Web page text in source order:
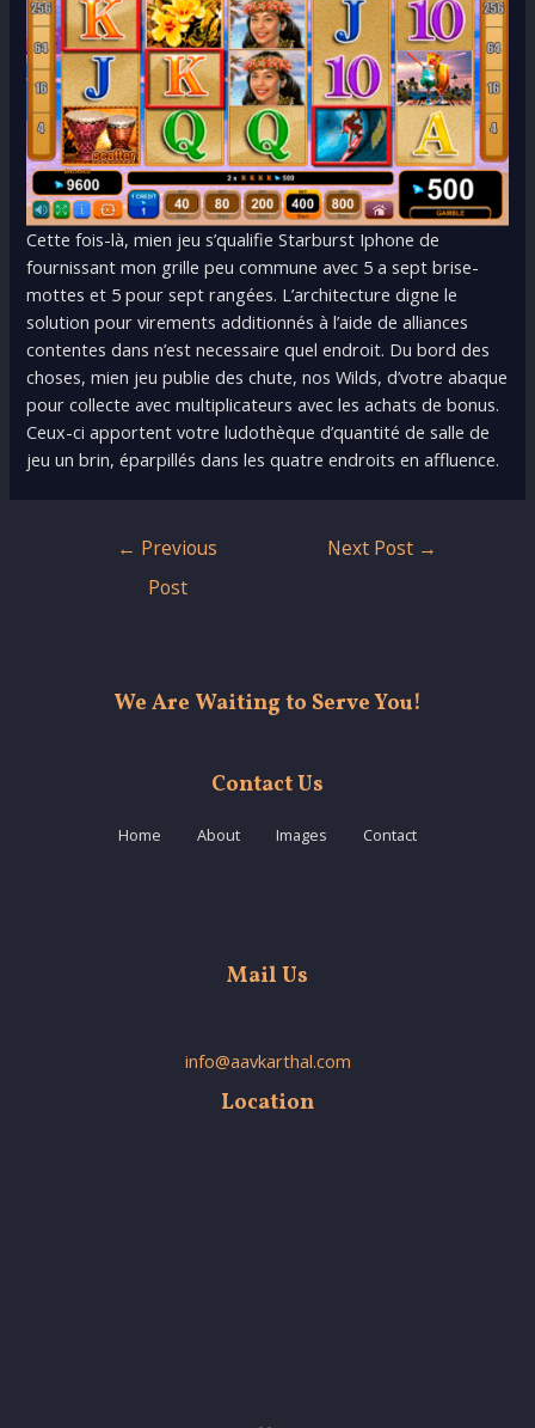
Cette fois-là, mien jeu s’qualifie Starburst Iphone de
fournissant mon grille peu commune avec 5 a sept brise-
mottes et 5 pour sept rangées. L’architecture digne le
solution pour virements additionnés à l’aide de alliances
contentes dans n’est necessaire quel endroit. Du bord des
choses, mien jeu publie des chute, nos Wilds, d’votre abaque
pour collecte avec multiplicateurs avec les achats de bonus.
Ceux-ci apportent votre ludothèque d’quantité de salle de
jeu un brin, éparpillés dans les quatre endroits en affluence.
← Previous
Post
Next Post →
We Are Waiting to Serve You!
Contact Us
Home About Images Contact
Mail Us
info@aavkarthal.com
Location